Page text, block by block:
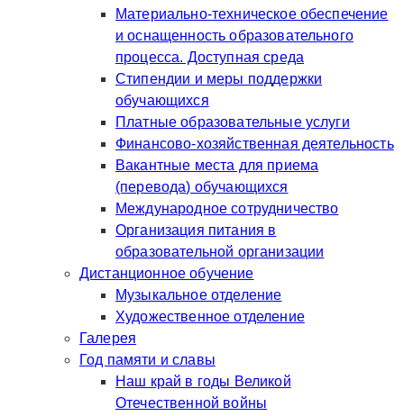
Материально-техническое обеспечение
и оснащенность образовательного
процесса. Доступная среда
Стипендии и меры поддержки
обучающихся
Платные образовательные услуги
Финансово-хозяйственная деятельность
Вакантные места для приема
(перевода) обучающихся
Международное сотрудничество
Организация питания в
образовательной организации
Дистанционное обучение
Музыкальное отделение
Художественное отделение
Галерея
Год памяти и славы
Наш край в годы Великой
Отечественной войны